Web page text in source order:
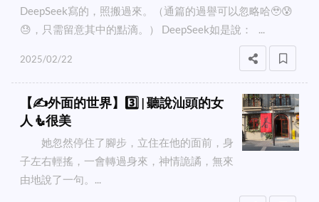
DeepSeek寫的，照搬過來。（通篇的過譽可以忽略哈🥹😰
😓，只需留意其中的點滴。） DeepSeek如是說： ...
2025/02/22
【✍️外面的世界】3️⃣ | 聽說汕頭的女
人🧜很美
她忽然停住了腳步，立住在他的面前，身
子左右輕搖，一會轉過身來，神情詭譎，無來
由地說了一句。...